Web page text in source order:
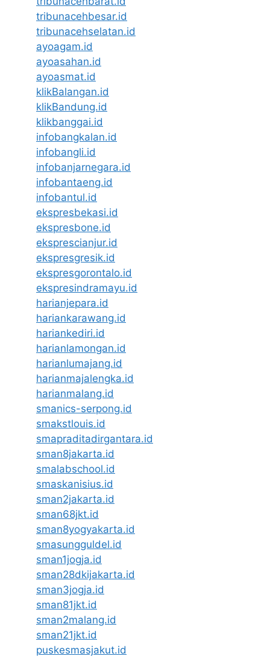
tribunacehbesar.id
tribunacehselatan.id
ayoagam.id
ayoasahan.id
ayoasmat.id
klikBalangan.id
klikBandung.id
klikbanggai.id
infobangkalan.id
infobangli.id
infobanjarnegara.id
infobantaeng.id
infobantul.id
ekspresbekasi.id
ekspresbone.id
eksprescianjur.id
ekspresgresik.id
ekspresgorontalo.id
ekspresindramayu.id
harianjepara.id
hariankarawang.id
hariankediri.id
harianlamongan.id
harianlumajang.id
harianmajalengka.id
harianmalang.id
smanics-serpong.id
smakstlouis.id
smapraditadirgantara.id
sman8jakarta.id
smalabschool.id
smaskanisius.id
sman2jakarta.id
sman68jkt.id
sman8yogyakarta.id
smasungguldel.id
sman1jogja.id
sman28dkijakarta.id
sman3jogja.id
sman81jkt.id
sman2malang.id
sman21jkt.id
puskesmasjakut.id